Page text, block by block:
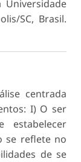
Universidade
SC, Brasil.
centrada
I) O ser
estabelecer
se reflete no
de se